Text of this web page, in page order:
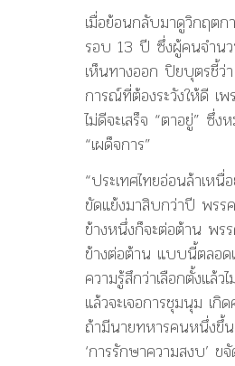
เมื่อย้อนกลับมาดูวิกฤตกา
รอบ 13 ปี ซึ่งผู้คนจำนว
เห็นทางออก ปิยบุตรชี้ว่
การณ์ที่ต้องระวังให้ดี เพ
ไม่ดีจะเสร็จ “ตาอยู่” ซึ่ง
“เผด็จการ”
“ประเทศไทยอ่อนล้าเห
ขัดแย้งมาสิบกว่าปี พรร
ข้างหนึ่งก็จะต่อต้าน พร
ข้างต่อต้าน แบบนี้ตลอด
ความรู้สึกว่าเลือกตั้งแล้ว
แล้วจะเจอการชุมนุม เกิ
ถ้ามีนายทหารคนหนึ่งขึ้
‘การรักษาความสงบ’ ข